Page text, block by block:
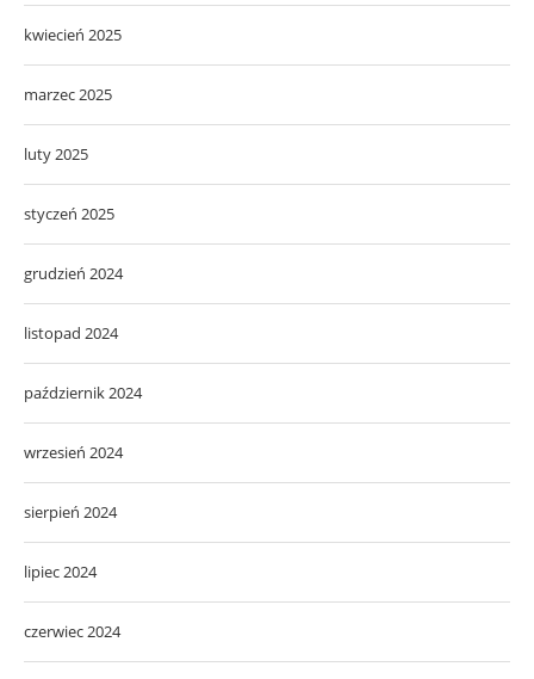
kwiecień 2025
marzec 2025
luty 2025
styczeń 2025
grudzień 2024
listopad 2024
październik 2024
wrzesień 2024
sierpień 2024
lipiec 2024
czerwiec 2024